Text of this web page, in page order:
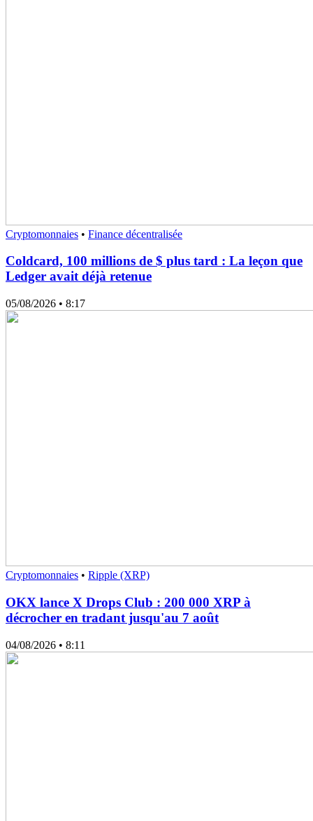
Cryptomonnaies • Finance décentralisée
Coldcard, 100 millions de $ plus tard : La leçon que
Ledger avait déjà retenue
05/08/2026 • 8:17
Cryptomonnaies • Ripple (XRP)
OKX lance X Drops Club : 200 000 XRP à
décrocher en tradant jusqu'au 7 août
04/08/2026 • 8:11